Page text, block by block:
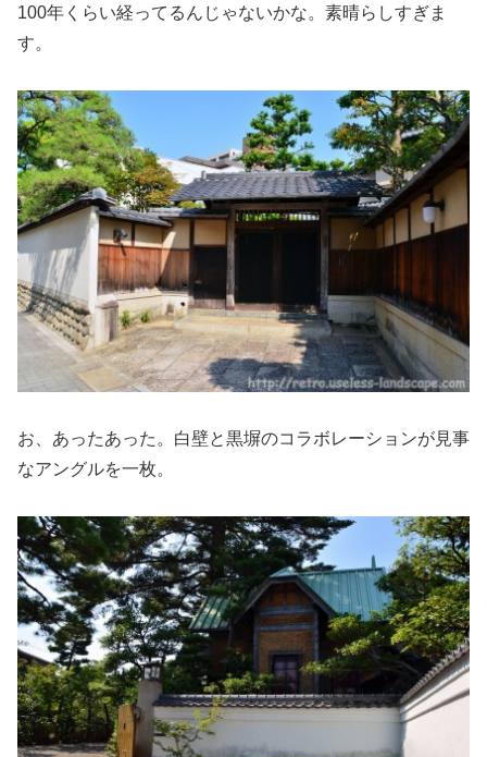
100年くらい経ってるんじゃないかな。素晴らしすぎま
す。
お、あったあった。白壁と黒塀のコラボレーションが見事
なアングルを一枚。